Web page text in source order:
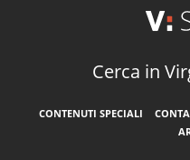
Cerca in
CONTENUTI SPECIALI